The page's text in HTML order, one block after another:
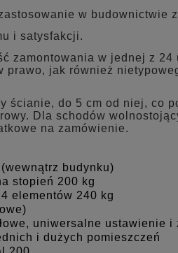
w budownictwie
i satysfakcji.
zamontowania w jednej z
prawo, jak również
ścianie, do 5 cm od niej, co
Dla schodów
na zamówienie.
budynku)
stopień 200 kg
elementów 240 kg
uniwersalne ustawienie
i dużych pomieszczeń